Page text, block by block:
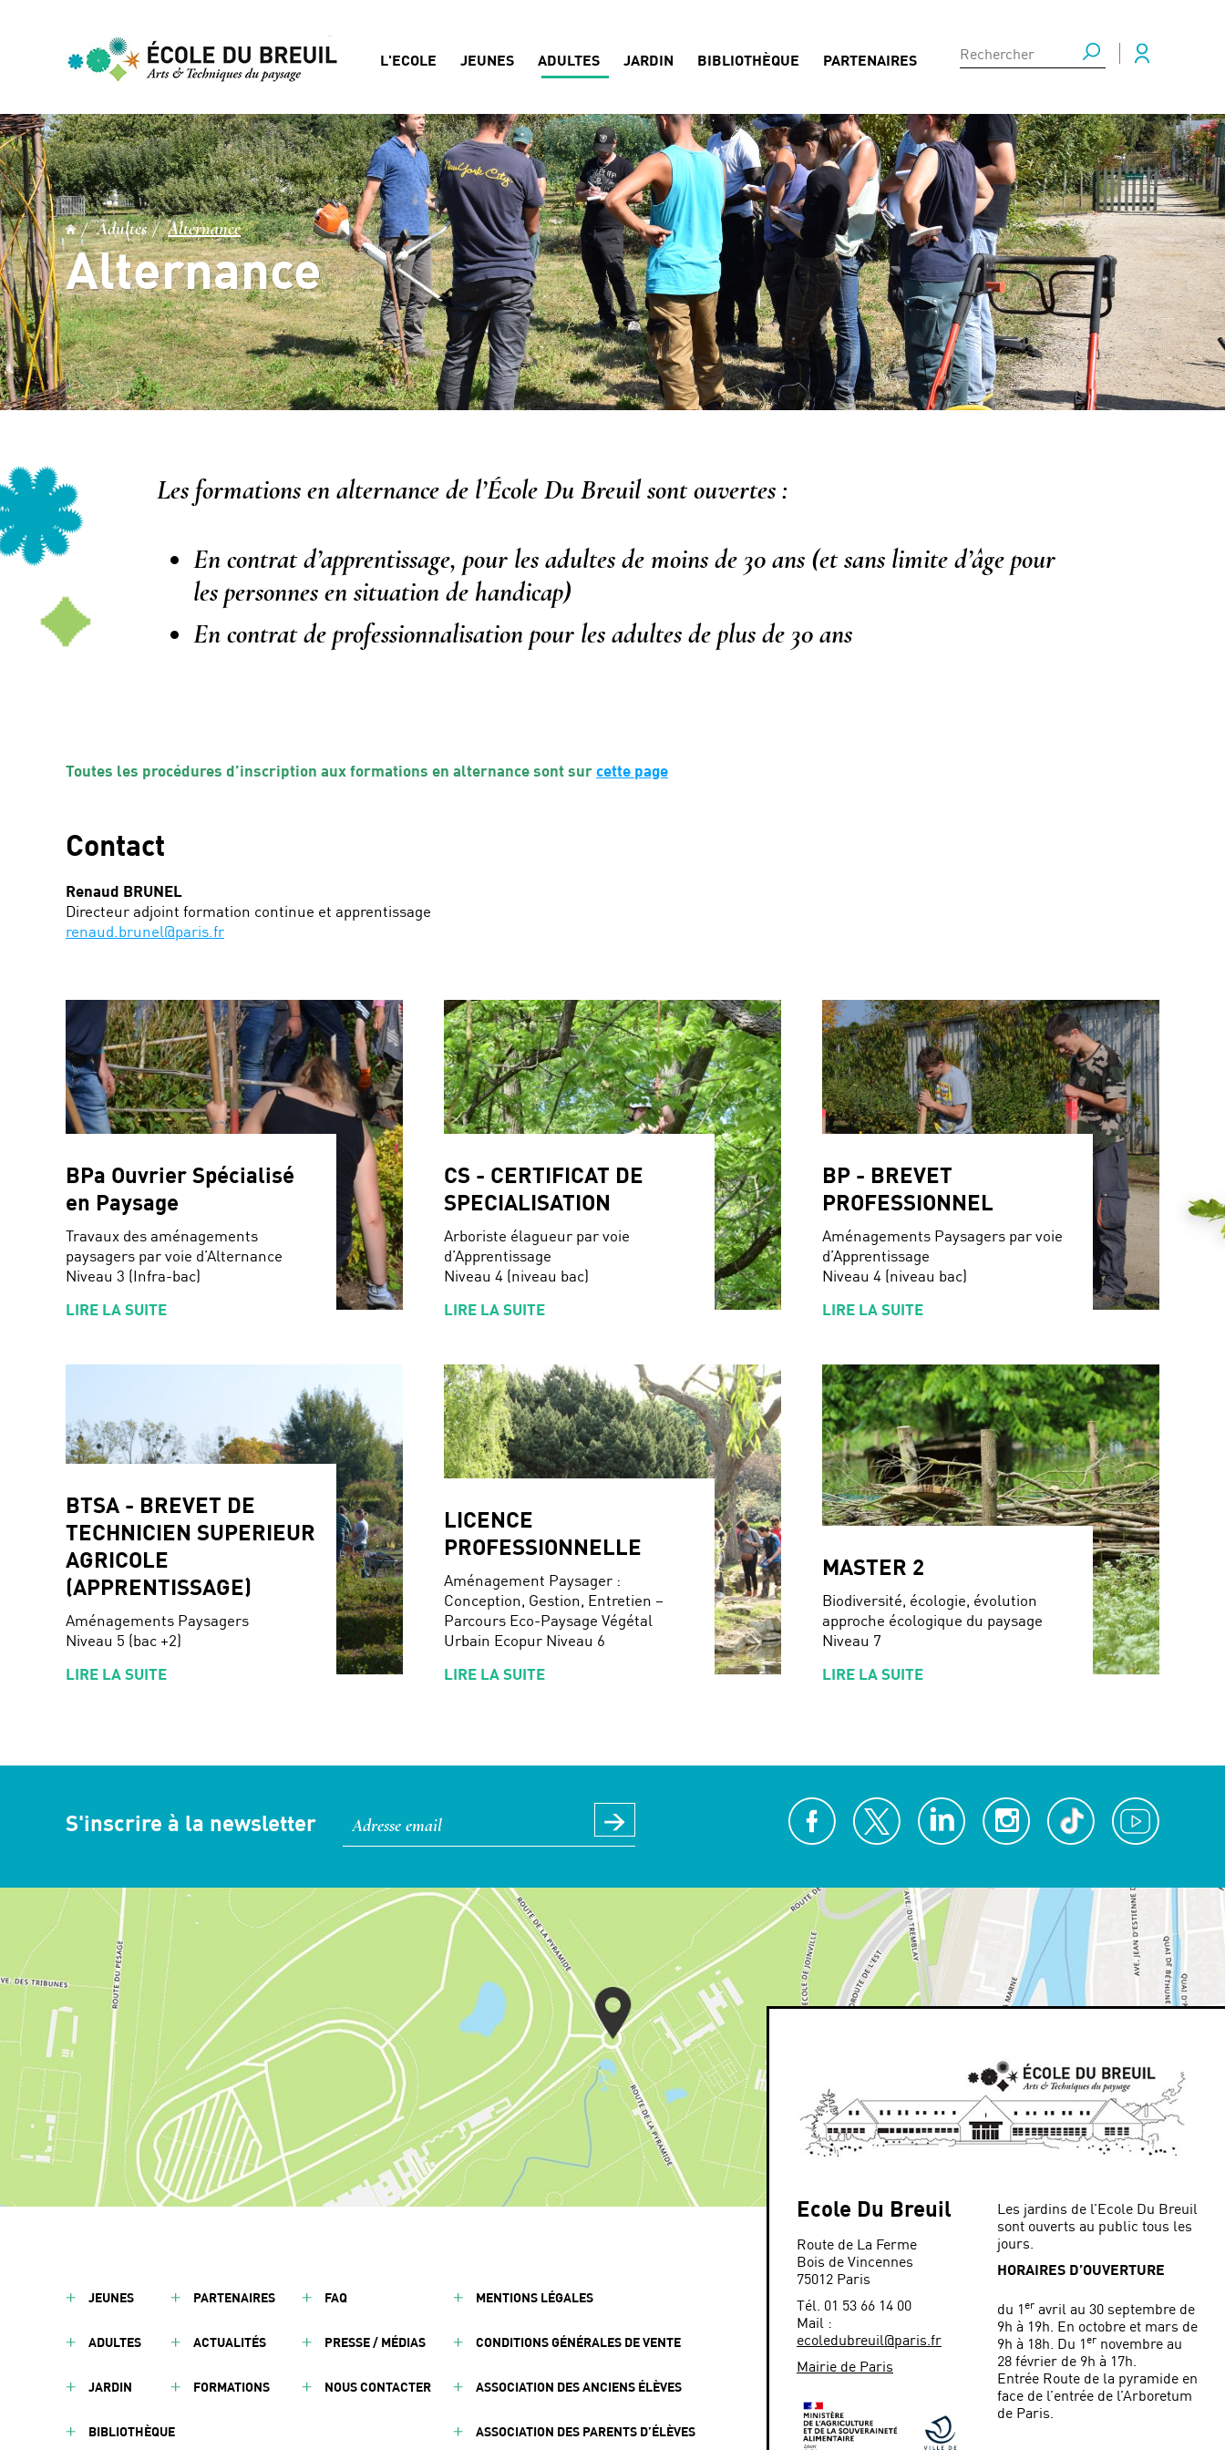
L'ECOLE JEUNES ADULTES JARDIN BIBLIOTHÈQUE PARTENAIRES
Adultes Alternance
Alternance
Les formations en alternance de l’École Du Breuil sont ouvertes :
En contrat d’apprentissage, pour les adultes de moins de 30 ans (et sans limite d’âge pour
les personnes en situation de handicap)
En contrat de professionnalisation pour les adultes de plus de 30 ans
Toutes les procédures d’inscription aux formations en alternance sont sur cette page
Contact
Renaud BRUNEL
Directeur adjoint formation continue et apprentissage
renaud.brunel@paris.fr
BPa Ouvrier Spécialisé
en Paysage
Travaux des aménagements
paysagers par voie d’Alternance
Niveau 3 (Infra-bac)
LIRE LA SUITE
CS - CERTIFICAT DE
SPECIALISATION
Arboriste élagueur par voie
d’Apprentissage
Niveau 4 (niveau bac)
LIRE LA SUITE
BP - BREVET
PROFESSIONNEL
Aménagements Paysagers par voie
d’Apprentissage
Niveau 4 (niveau bac)
LIRE LA SUITE
BTSA - BREVET DE
TECHNICIEN SUPERIEUR
AGRICOLE
(APPRENTISSAGE)
Aménagements Paysagers
Niveau 5 (bac +2)
LIRE LA SUITE
LICENCE
PROFESSIONNELLE
Aménagement Paysager :
Conception, Gestion, Entretien –
Parcours Eco-Paysage Végétal
Urbain Ecopur Niveau 6
LIRE LA SUITE
MASTER 2
Biodiversité, écologie, évolution
approche écologique du paysage
Niveau 7
LIRE LA SUITE
S'inscrire à la newsletter
JEUNES
ADULTES
JARDIN
BIBLIOTHÈQUE
PARTENAIRES
ACTUALITÉS
FORMATIONS
FAQ
PRESSE / MÉDIAS
NOUS CONTACTER
MENTIONS LÉGALES
CONDITIONS GÉNÉRALES DE VENTE
ASSOCIATION DES ANCIENS ÉLÈVES
ASSOCIATION DES PARENTS D’ÉLÈVES
Ecole Du Breuil
Route de La Ferme
Bois de Vincennes
75012 Paris
Tél. 01 53 66 14 00
Mail :
ecoledubreuil@paris.fr
Mairie de Paris
Les jardins de l’Ecole Du Breuil
sont ouverts au public tous les
jours.
HORAIRES D’OUVERTURE
du 1er avril au 30 septembre de
9h à 19h. En octobre et mars de
9h à 18h. Du 1er novembre au
28 février de 9h à 17h.
Entrée Route de la pyramide en
face de l’entrée de l’Arboretum
de Paris.